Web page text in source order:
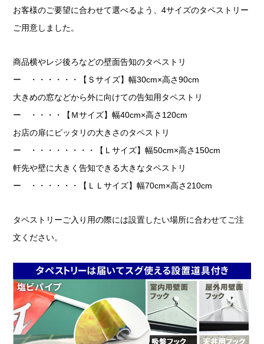
お客様のご要望に合わせて選べるよう、4サイズのタペストリー
ご用意しました。
商品横やレジ後ろなどの壁面告知のタペストリ
ー ・・・・・・【Ｓサイズ】幅30cm×高さ90cm
大きめの窓などから外に向けての告知用タペストリ
ー ・・・・【Ｍサイズ】幅40cm×高さ120cm
お店の扉にピッタリの大きさのタペストリ
ー ・・・・・・・・【Ｌサイズ】幅50cm×高さ150cm
軒先や壁に大きく告知できる大きなタペストリ
ー ・・・・・・【ＬＬサイズ】幅70cm×高さ210cm
タペストリーご入り用の際には設置したい場所に合わせてご注
文ください。